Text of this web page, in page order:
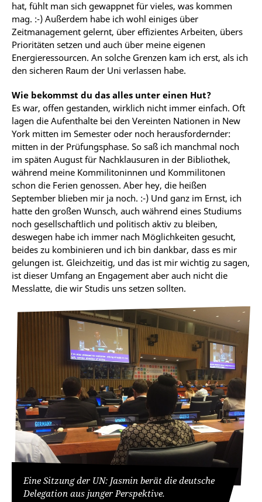
hat, fühlt man sich gewappnet für vieles, was kommen
mag. :-) Außerdem habe ich wohl einiges über
Zeitmanagement gelernt, über effizientes Arbeiten, übers
Prioritäten setzen und auch über meine eigenen
Energieressourcen. An solche Grenzen kam ich erst, als ich
den sicheren Raum der Uni verlassen habe.
Wie bekommst du das alles unter einen Hut?
Es war, offen gestanden, wirklich nicht immer einfach. Oft
lagen die Aufenthalte bei den Vereinten Nationen in New
York mitten im Semester oder noch herausfordernder:
mitten in der Prüfungsphase. So saß ich manchmal noch
im späten August für Nachklausuren in der Bibliothek,
während meine Kommilitoninnen und Kommilitonen
schon die Ferien genossen. Aber hey, die heißen
September blieben mir ja noch. :-) Und ganz im Ernst, ich
hatte den großen Wunsch, auch während eines Studiums
noch gesellschaftlich und politisch aktiv zu bleiben,
deswegen habe ich immer nach Möglichkeiten gesucht,
beides zu kombinieren und ich bin dankbar, dass es mir
gelungen ist. Gleichzeitig, und das ist mir wichtig zu sagen,
ist dieser Umfang an Engagement aber auch nicht die
Messlatte, die wir Studis uns setzen sollten.
Eine Sitzung der UN: Jasmin berät die deutsche
Delegation aus junger Perspektive.